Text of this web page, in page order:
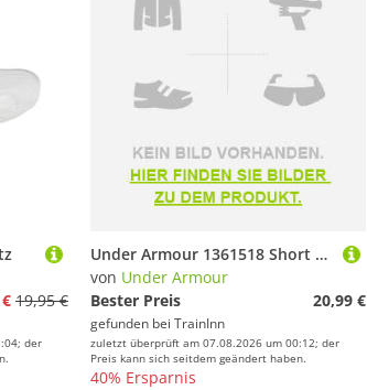
19,95 €
der
Under Armour 1361518 Short Sleeve T-shirt Weiß 2XL / Regular Mann
von Under Armour
Bester Preis
20,99 €
gefunden bei TrainInn
zuletzt überprüft am 07.08.2026 um 00:12; der
Preis kann sich seitdem geändert haben.
40% Ersparnis